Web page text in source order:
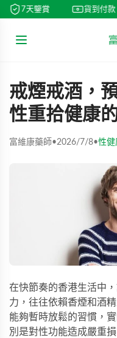
7天鑒賞 貨到付款
戒煙戒酒，
性重拾健康
富維康藥師•2026/7/8•性健
在快節奏的香港生活中
力，往往依賴香煙和酒
能夠暫時放鬆的習慣，
別是對性功能造成嚴重